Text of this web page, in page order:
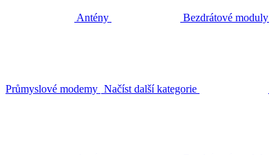
Antény Bezdrátové moduly
Průmyslové modemy Načíst další kategorie